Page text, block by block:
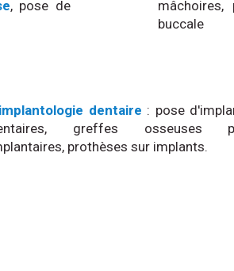
, pose de
buccale
dentaire : pose
greffes osseuses
prothèses sur implants.